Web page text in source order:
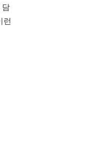
담
런